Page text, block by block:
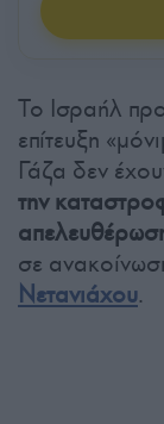
Το Ισραήλ
επίτευξη
Γάζα δεν
την
σε
Νετανιάχου.